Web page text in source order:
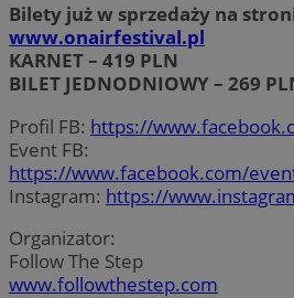
Bilety już w sprzedaży na
www.onairfestival.pl
KARNET – 419 PLN
BILET JEDNODNIOWY – 269
Profil FB: https://
Event FB:
https://www.facebook.com/
Instagram: https://
Organizator:
Follow The Step
www.followthestep.com